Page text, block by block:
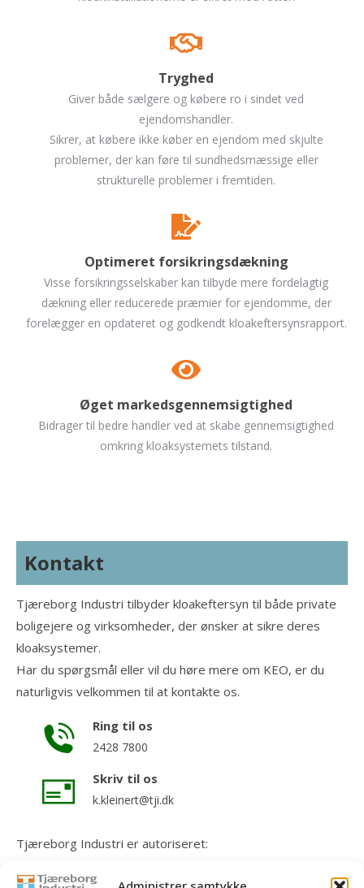
Tryghed
Giver både sælgere og købere ro i sindet ved
ejendomshandler.
Sikrer, at købere ikke køber en ejendom med skjulte
problemer, der kan føre til sundhedsmæssige eller
strukturelle problemer i fremtiden.
Optimeret forsikringsdækning
Visse forsikringsselskaber kan tilbyde mere fordelagtig
dækning eller reducerede præmier for ejendomme, der
forelægger en opdateret og godkendt kloakeftersynsrapport.
Øget markedsgennemsigtighed
Bidrager til bedre handler ved at skabe gennemsigtighed
omkring kloaksystemets tilstand.
Kontakt
Tjæreborg Industri tilbyder kloakeftersyn til både private
boligejere og virksomheder, der ønsker at sikre deres
kloaksystemer.
Har du spørgsmål eller vil du høre mere om KEO, er du
naturligvis velkommen til at kontakte os.
Ring til os
2428 7800
Skriv til os
k.kleinert@tji.dk
Tjæreborg Industri er autoriseret:
Kloakmester